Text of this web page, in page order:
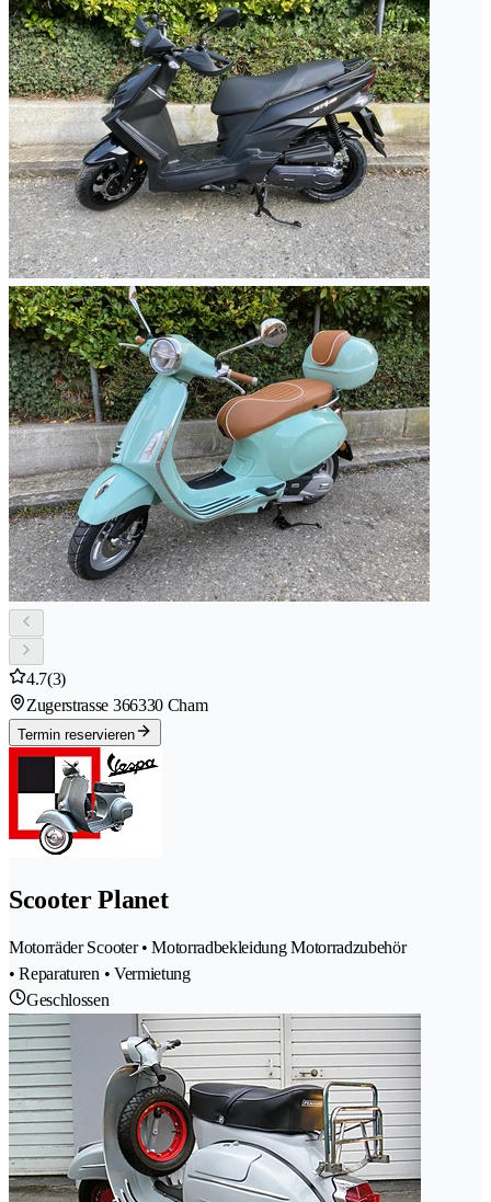
4.7(3)
Zugerstrasse 366330 Cham
Termin reservieren
Scooter Planet
Motorräder Scooter • Motorradbekleidung Motorradzubehör
• Reparaturen • Vermietung
Geschlossen